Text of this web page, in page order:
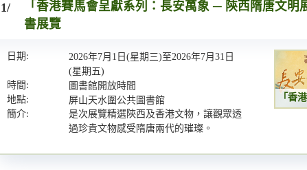
1/
「香港賽馬會呈獻系列：長安萬象 ─ 陝西隋唐文明
書展覽
日期:
2026年7月1日(星期三)至2026年7月31日
(星期五)
時間:
圖書館開放時間
地點:
屏山天水圍公共圖書館
簡介:
是次展覽精選陝西及香港文物，讓觀眾透
過珍貴文物感受隋唐兩代的璀璨。